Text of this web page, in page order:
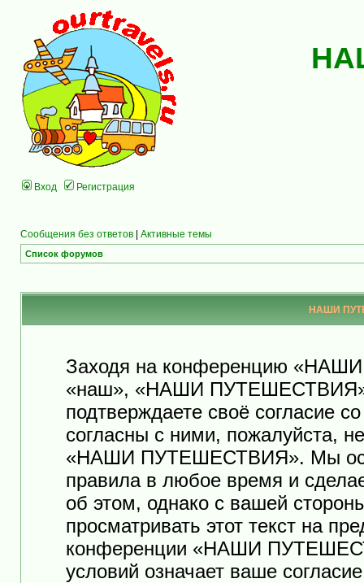
Вход Регистрация
Сообщения без ответов | Активные темы
Список форумов
НАШИ
Заходя на конференцию
«наш», «НАШИ ПУТЕШЕСТВИЯ»,
подтверждаете своё согласие
согласны с ними, пожалуйста,
«НАШИ ПУТЕШЕСТВИЯ». Мы
правила в любое время и
об этом, однако с вашей
просматривать этот текст на
конференции «НАШИ
условий означает ваше